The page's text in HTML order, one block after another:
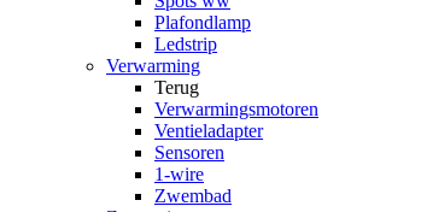
Plafondlamp
Ledstrip
Verwarming
Terug
Verwarmingsmotoren
Ventieladapter
Sensoren
1-wire
Zwembad